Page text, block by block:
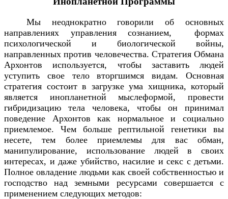
Мы неоднократно говорили об основных
направлениях управления сознанием, формах
психологической и биологической войны,
направленных против человечества. Стратегия Обмана
Архонтов используется, чтобы заставить людей
уступить свое тело вторгшимся видам. Основная
стратегия состоит в загрузке ума хищника, который
является инопланетной мыслеформой, провести
гибридизацию тела человека, чтобы он принимал
поведение Архонтов как нормальное и социально
приемлемое. Чем больше рептильной генетики вы
несете, тем более приемлемы для вас обман,
манипулирование, использование людей в своих
интересах, и даже убийство, насилие и секс с детьми.
Полное овладение людьми как своей собственностью и
господство над земными ресурсами совершается с
применением следующих методов: